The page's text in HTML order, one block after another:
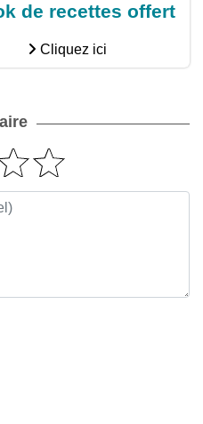
de recettes offert
Cliquez ici